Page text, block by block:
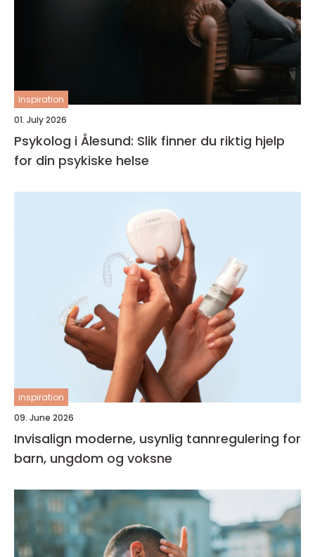
inspiration
01. July 2026
Psykolog i Ålesund: Slik finner du riktig hjelp
for din psykiske helse
inspiration
09. June 2026
Invisalign moderne, usynlig tannregulering for
barn, ungdom og voksne